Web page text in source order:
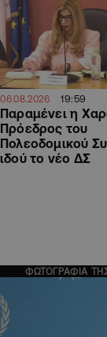
06.08.2026 19:59
Παραμένει η
Πρόεδρος του
Πολεοδομικού
ιδού το νέο ΔΣ
ΦΩΤΟΓΡΑΦΙΑ